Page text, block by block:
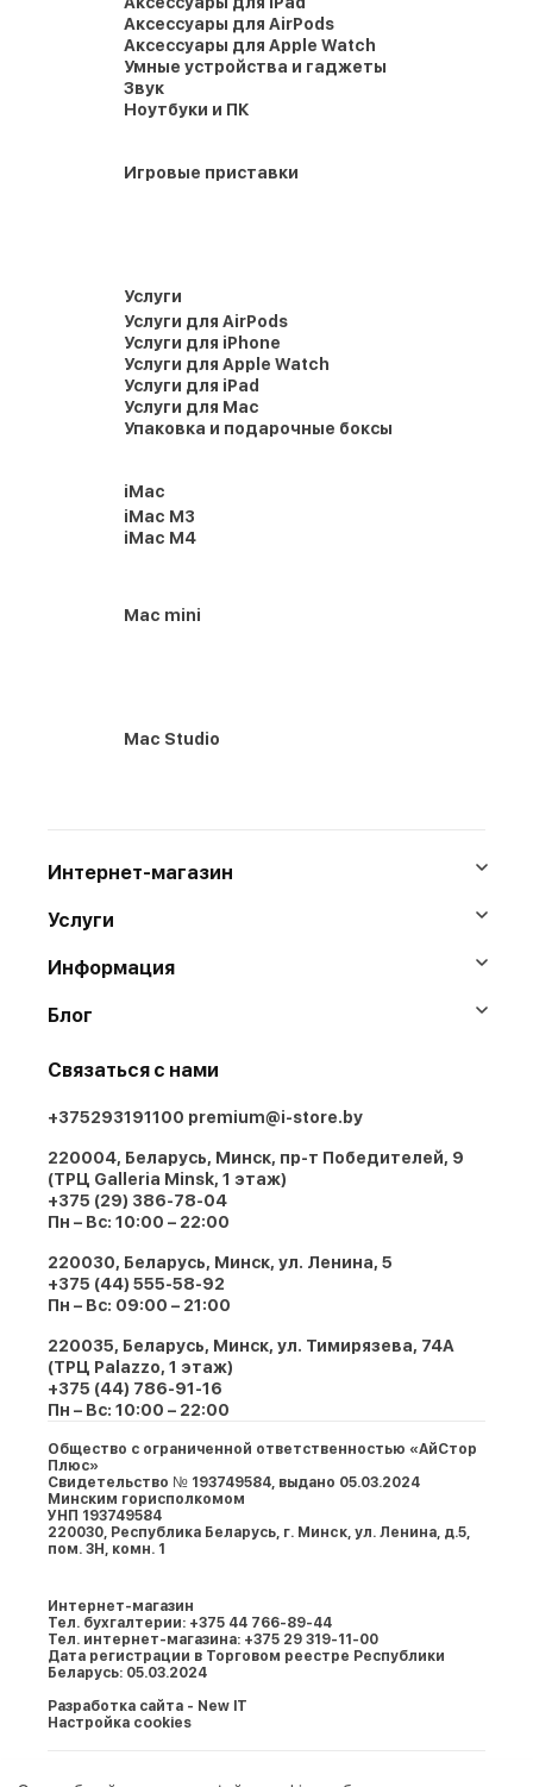
Аксессуары для AirPods
Аксессуары для Apple Watch
Умные устройства и гаджеты
Звук
Ноутбуки и ПК
Игровые приставки
Услуги
Услуги для AirPods
Услуги для iPhone
Услуги для Apple Watch
Услуги для iPad
Услуги для Mac
Упаковка и подарочные боксы
iMac
iMac M3
iMac M4
Mac mini
Mac Studio
Интернет-магазин
Услуги
Информация
Блог
Связаться с нами
+375293191100 premium@i-store.by
220004, Беларусь, Минск, пр-т Победителей, 9
(ТРЦ Galleria Minsk, 1 этаж)
+375 (29) 386-78-04
Пн – Вс: 10:00 – 22:00
220030, Беларусь, Минск, ул. Ленина, 5
+375 (44) 555-58-92
Пн – Вс: 09:00 – 21:00
220035, Беларусь, Минск, ул. Тимирязева, 74A
(ТРЦ Palazzo, 1 этаж)
+375 (44) 786-91-16
Пн – Вс: 10:00 – 22:00
Общество с ограниченной ответственностью «АйСтор
Плюс»
Свидетельство № 193749584, выдано 05.03.2024
Минским горисполкомом
УНП 193749584
220030, Республика Беларусь, г. Минcк, ул. Ленина, д.5,
пом. 3Н, комн. 1
Интернет-магазин
Тел. бухгалтерии: +375 44 766-89-44
Тел. интернет-магазина: +375 29 319-11-00
Дата регистрации в Торговом реестре Республики
Беларусь: 05.03.2024
Разработка сайта - New IT
Настройка cookies